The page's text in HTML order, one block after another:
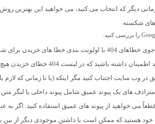
زمانی دیگر که انتخاب می کنید، می خواهید این بهترین روش
کنسول جست و جوی خطاهای 404 با اولویت بندی
باشید که در لیست 404 خطای خزیدن هیچ مورد دیگری وجود ندارد.
در وب سایت اجتناب کنید مگر اینکه (یا تا زمانی که
مترادف های یک پیوند عمیق شامل پیوند داخلی یا لنگر
می خواهید از پیوند های عمیق استفاده کنید. اگر به
هستید که ممکن است با داشتن موجودی دیگر از بین